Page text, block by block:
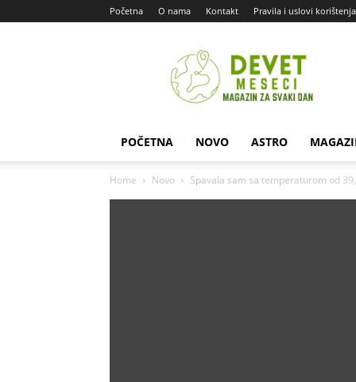
Početna O nama Kontakt Pravila i uslovi korištenja
Devet
Meseci
POČETNA NOVO ASTRO
Home Novo Spavala sam sa temperaturom od